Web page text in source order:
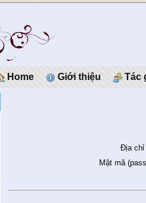
Home Giới thiệu Tác
Địa chỉ
Mật mã